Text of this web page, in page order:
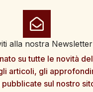
alla nostra Newsletter
su tutte le novità
articoli, gli
pubblicate sul nostro